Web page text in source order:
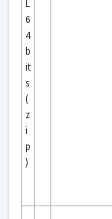
L
6
4
b
it
s
(
z
i
p
)